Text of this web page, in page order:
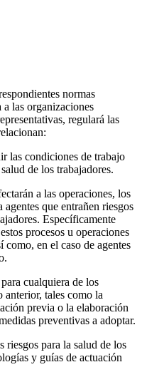
normas
las organizaciones
regulará las
las condiciones de trabajo
de los trabajadores.
a las operaciones, los
que entrañen riesgos
Específicamente
procesos u operaciones
en el caso de agentes
cualquiera de los
anterior, tales como la
previa o la elaboración
preventivas a adoptar.
riesgos para la salud de los
y guías de actuación